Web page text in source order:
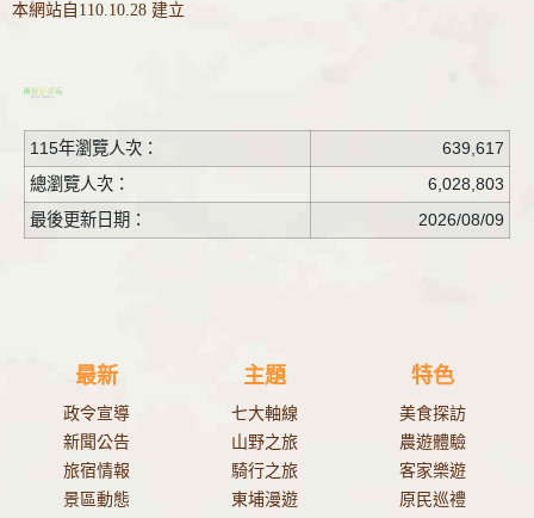
本網站自110.10.28 建立
115年瀏覽人次：
639,617
總瀏覽人次：
6,028,803
最後更新日期：
2026/08/09
最新
政令宣導
新聞公告
旅宿情報
景區動態
主題
七大軸線
山野之旅
騎行之旅
東埔漫遊
特色
美食探訪
農遊體驗
客家樂遊
原民巡禮